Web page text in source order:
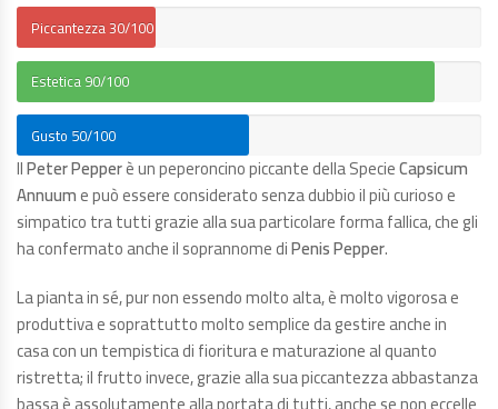
Piccantezza30/100
Estetica90/100
Gusto 50/100
IlPeter Pepperè un peperoncino piccante della SpecieCapsicum
Annuume può essere considerato senza dubbio il più curioso e
simpatico tra tutti grazie alla sua particolare forma fallica, che gli
ha confermato anche il soprannome diPenis Pepper.
La pianta in sé, pur non essendo molto alta, è molto vigorosa e
produttiva e soprattutto molto semplice da gestire anche in
casa con un tempistica di fioritura e maturazione al quanto
ristretta; il frutto invece, grazie alla sua piccantezza abbastanza